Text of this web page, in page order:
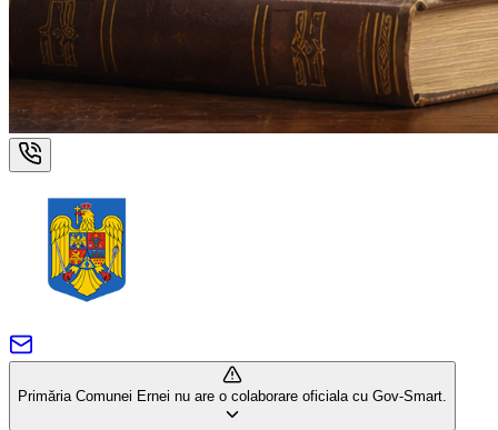
Primăria Comunei Ernei nu are o colaborare oficiala cu Gov-Smart.